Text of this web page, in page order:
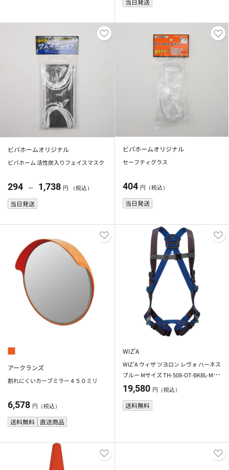
ビバホームオリジナル
ビバホーム 活性炭入りフェイスマスク
294 ～ 1,738 円 （税込）
当日発送
ビバホームオリジナル
セーフティグラス
404 円（税込）
当日発送
アークランズ
割れにくいカーブミラー４５０ミリ
6,578 円（税込）
送料無料 直送商品
WIZ'A
WIZ'A ウィザ ツヨロン レヴォ ハーネス
ブルー Mサイズ TH-508-OT-BKBL-M-A
KS型-JAN-BX
19,580 円（税込）
送料無料